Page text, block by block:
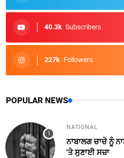
40.3k Subscribers
227k Followers
POPULAR NEWS
NATIONAL
ਨਾਬਾਲਗ ਚਾਚੇ ਨੂੰ
'ਤੇ ਸੁਣਾਈ ਸਜ਼ਾ